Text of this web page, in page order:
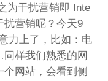
为干扰营销即 Inte
扰营销呢？今天9
力上了，比如：电
样我们熟悉的网
网站，会看到侧